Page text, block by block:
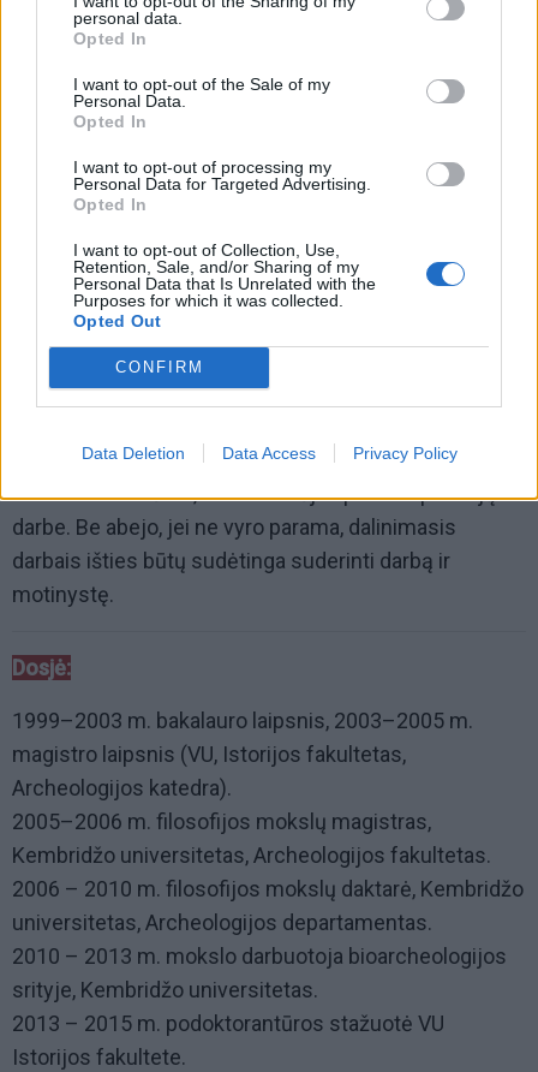
personal data.
Opted In
I want to opt-out of the Sale of my
Personal Data.
Opted In
I want to opt-out of processing my
Personal Data for Targeted Advertising.
Opted In
I want to opt-out of Collection, Use,
Retention, Sale, and/or Sharing of my
Personal Data that Is Unrelated with the
Purposes for which it was collected.
Opted Out
CONFIRM
Data Deletion Data Access Privacy Policy
dominuoja. Atrodo, natūralu, kad nemažai moterų
moterims, auginančioms vaikus, turėtų būti sudarytos
sąlygos rinktis – grįžti į darbą anksčiau ar likti su
vaikais. Kai dirbi mokslininke, sunku pasiimti dviejų
metų motinystės atostogas. Tiesiog „iškristum iš
žaidimo“.
- Kaip jums pavyko suderinti šeimą ir mokslininkės
karjerą? Auginate du sūnus, o vyrą amerikietį
parsivežėte tėvynėn...
- Nors pagyventi svetur yra nuostabi patirtis, visada
vietų darželyje teko viską atlyginimą su kaupu
investuoti auklėms, nes nenorėjau prarasti pozicijų
darbe. Be abejo, jei ne vyro parama, dalinimasis
darbais išties būtų sudėtinga suderinti darbą ir
motinystę.
Dosjė:
1999–2003 m. bakalauro laipsnis, 2003–2005 m.
magistro laipsnis (VU, Istorijos fakultetas,
Archeologijos katedra).
2005–2006 m. filosofijos mokslų magistras,
Kembridžo universitetas, Archeologijos fakultetas.
2006 – 2010 m. filosofijos mokslų daktarė, Kembridžo
universitetas, Archeologijos departamentas.
2010 – 2013 m. mokslo darbuotoja bioarcheologijos
srityje, Kembridžo universitetas.
2013 – 2015 m. podoktorantūros stažuotė VU
Istorijos fakultete.